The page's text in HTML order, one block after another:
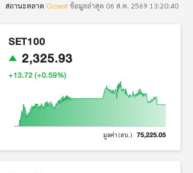
สถานะตลาด Closed ข้อมูลล่าสุด 06 ส.ค. 2569 13:20:40
SET100
2,325.93
+13.72 (+0.59%)
มูลค่า (ลบ.) 75,225.05